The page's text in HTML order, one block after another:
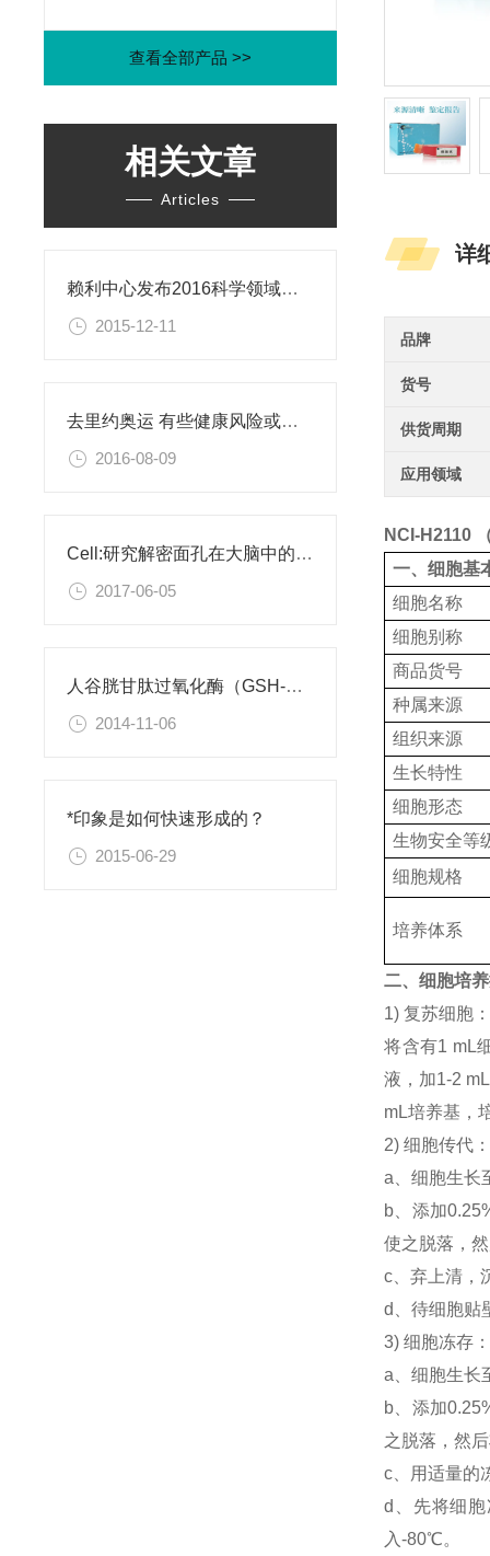
查看全部产品 >>
相关文章
Articles
赖利中心发布2016科学领域年度伦理困境
2015-12-11
去里约奥运 有些健康风险或许你需要了解
2016-08-09
Cell:研究解密面孔在大脑中的编码
2017-06-05
人谷胱甘肽过氧化酶（GSH-Px）检测试剂盒
2014-11-06
*印象是如何快速形成的？
2015-06-29
详
品牌
货号
供货周期
应用领域
NCI-H2110
一、细胞基
细胞名称
细胞别称
商品货号
种属来源
组织来源
生长特性
细胞形态
生物安全等
细胞规格
培养体系
二、细胞培
1) 复苏细胞
将含有1 mL
液，加1-2
mL培养基，
2) 细胞传代
a、细胞生长
b、添加
使之脱落，
c、弃上清，
d、待细胞贴
3) 细胞冻存
a、细胞生长
b、添加
之脱落，然
c、用适量的
d、先将细
入-80℃。